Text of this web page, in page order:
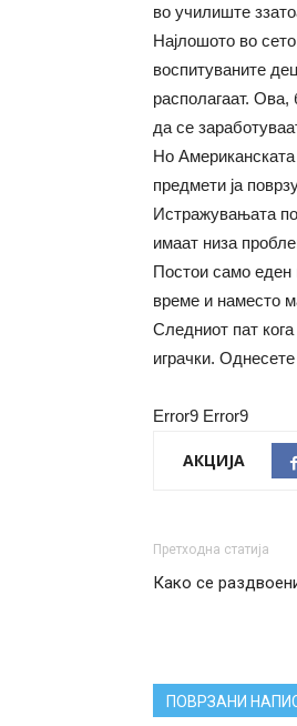
во училиште
Најлошото во
воспитуваните
располагаат.
да се
Но Американската
предмети ја
Истражувањата
имаат низа
Постои само еден
време и наместо
Следниот пат
играчки.
Error9 Error9
АКЦИЈА
Претходна статија
Како се
ПОВРЗАНИ